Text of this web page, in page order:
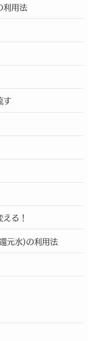
利用法
す
る！
元水)の利用法